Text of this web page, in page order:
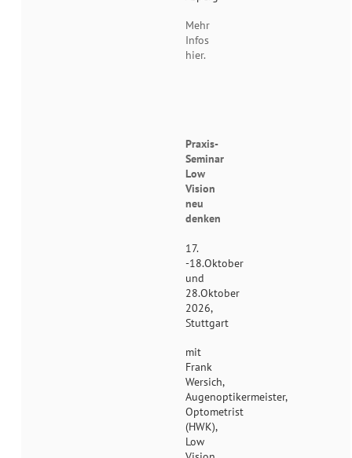
Mehr
Infos
hier.
Praxis-
Seminar
Low
Vision
neu
denken
17.
-18.Oktober
und
28.Oktober
2026,
Stuttgart
mit
Frank
Wersich,
Augenoptikermeister,
Optometrist
(HWK),
Low